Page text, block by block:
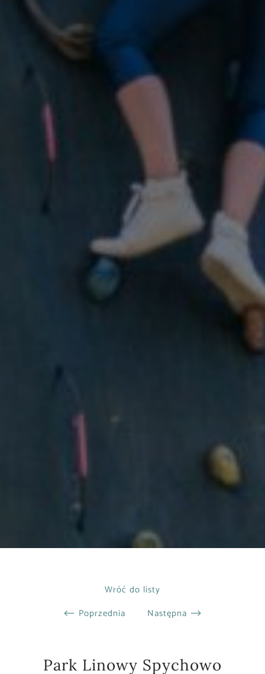
Wróć do listy
⟵ Poprzednia
Następna ⟶
Park Linowy Spychowo